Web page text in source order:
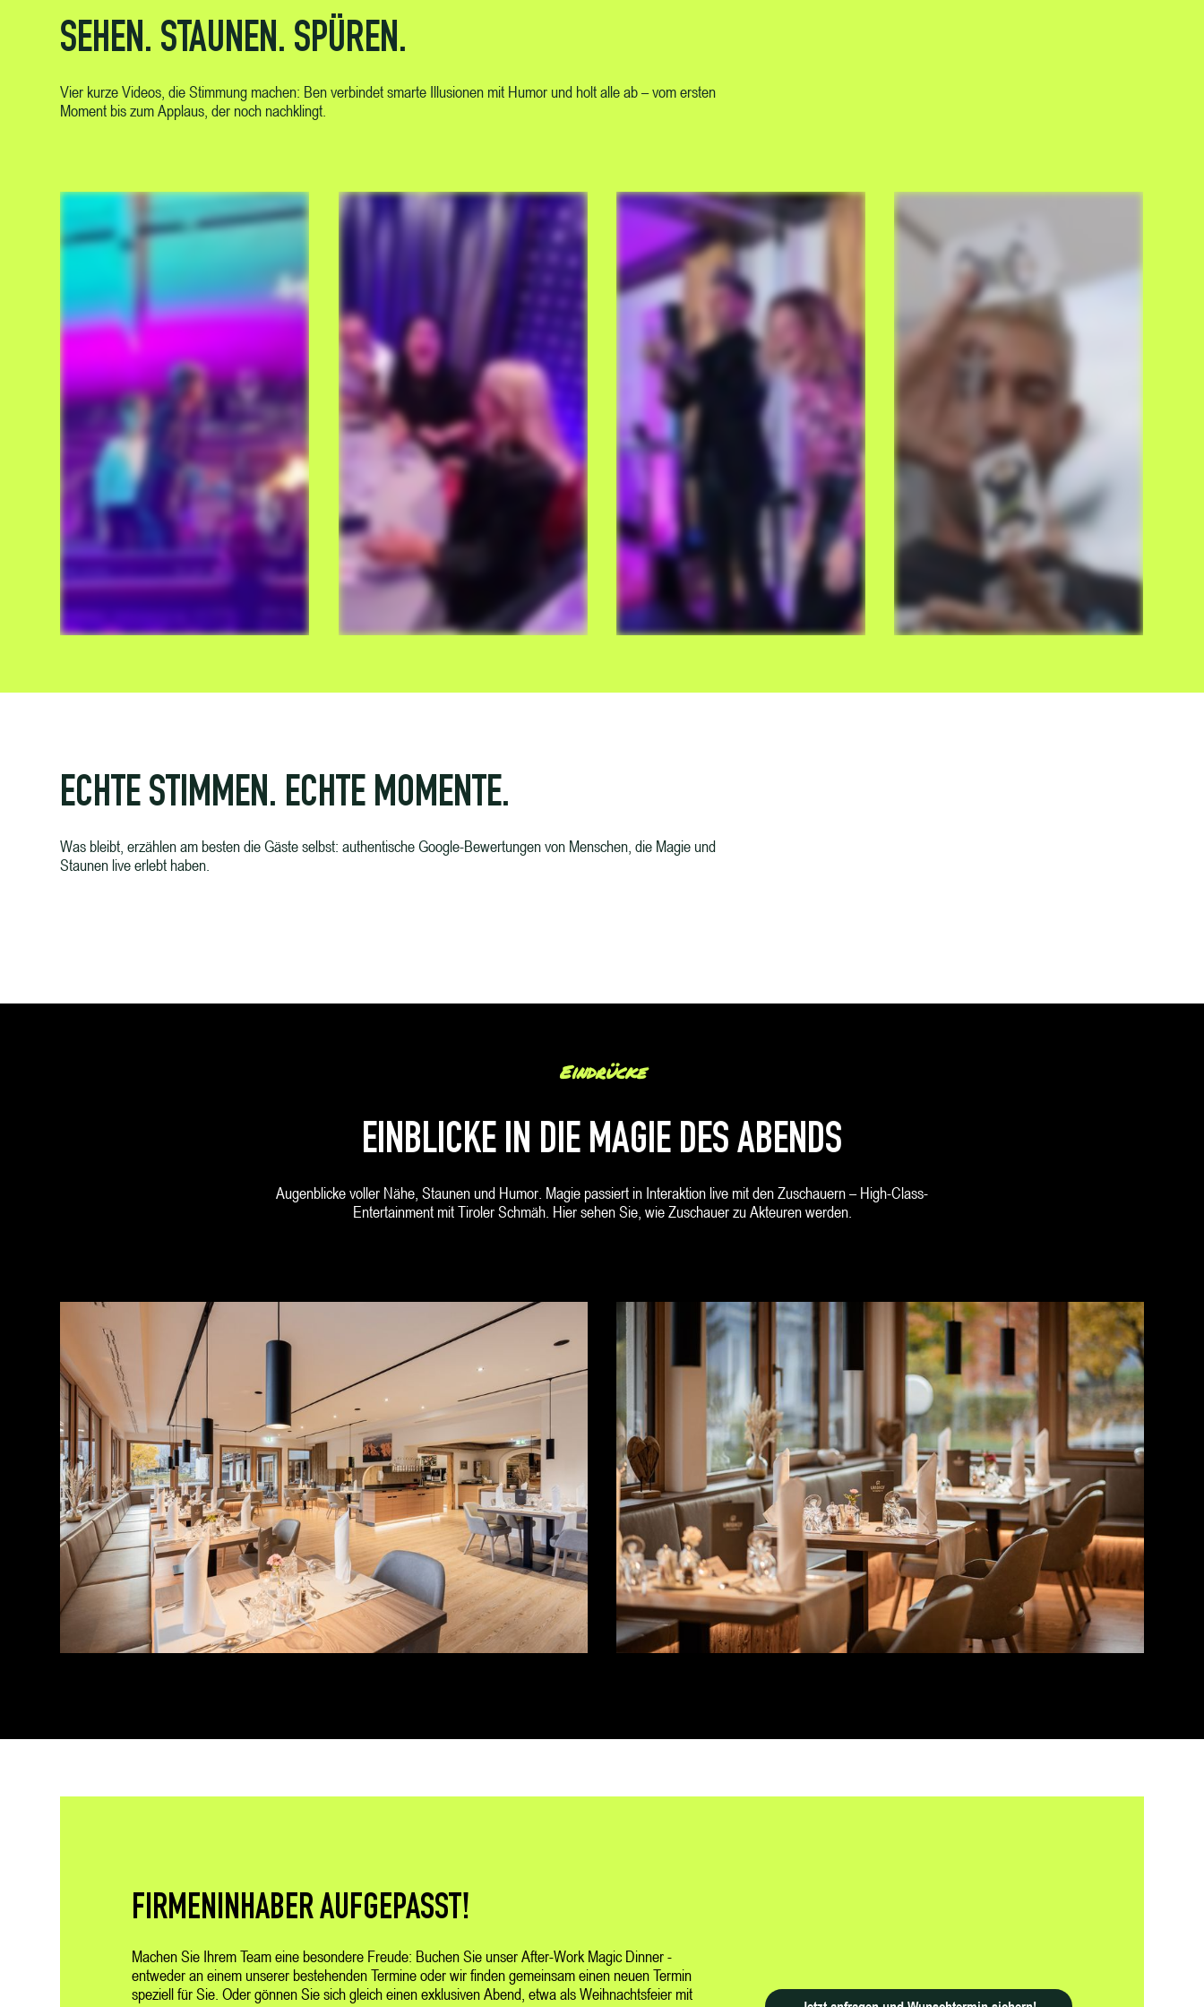
Warme Birnentarte
SEHEN. STAUNEN. SPÜREN.
Vier kurze Videos, die Stimmung machen: Ben verbindet smarte Illusionen mit Humor und holt alle ab – vom ersten
Moment bis zum Applaus, der noch nachklingt.
ECHTE STIMMEN. ECHTE MOMENTE.
Was bleibt, erzählen am besten die Gäste selbst: authentische Google-Bewertungen von Menschen, die Magie und
Staunen live erlebt haben.
Eindrücke
EINBLICKE IN DIE MAGIE DES ABENDS
Augenblicke voller Nähe, Staunen und Humor. Magie passiert in Interaktion live mit den Zuschauern – High-Class-
Entertainment mit Tiroler Schmäh. Hier sehen Sie, wie Zuschauer zu Akteuren werden.
FIRMENINHABER AUFGEPASST!
Machen Sie Ihrem Team eine besondere Freude: Buchen Sie unser After-Work Magic Dinner -
entweder an einem unserer bestehenden Termine oder wir finden gemeinsam einen neuen Termin
speziell für Sie. Oder gönnen Sie sich gleich einen exklusiven Abend, etwa als Weihnachtsfeier mit